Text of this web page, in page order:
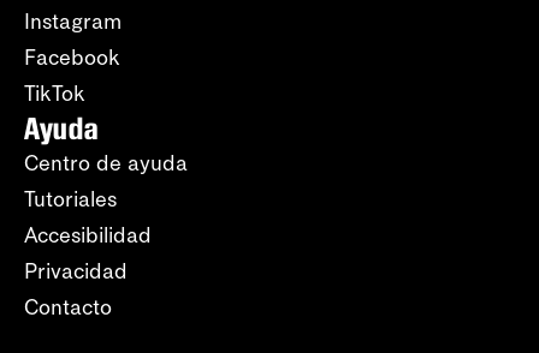
Instagram
Facebook
TikTok
Ayuda
Centro de ayuda
Tutoriales
Accesibilidad
Privacidad
Contacto